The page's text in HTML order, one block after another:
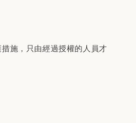
施，只由經過授權的人員才